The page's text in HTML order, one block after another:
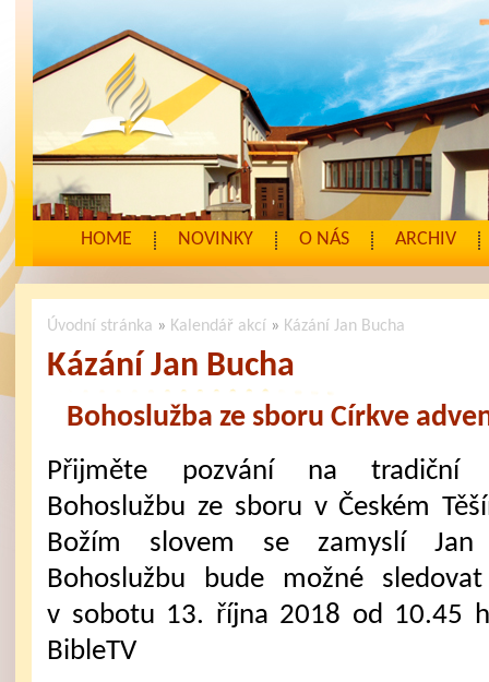
HOME NOVINKY O NÁS ARCHIV
Úvodní stránka » Kalendář akcí » Kázání Jan Bucha
Kázání Jan Bucha
Bohoslužba ze sboru Církve
Přijměte pozvání na tradiční
Bohoslužbu ze sboru v Českém
Božím slovem se zamyslí Jan
Bohoslužbu bude možné
v sobotu 13. října 2018 od 10.45
BibleTV